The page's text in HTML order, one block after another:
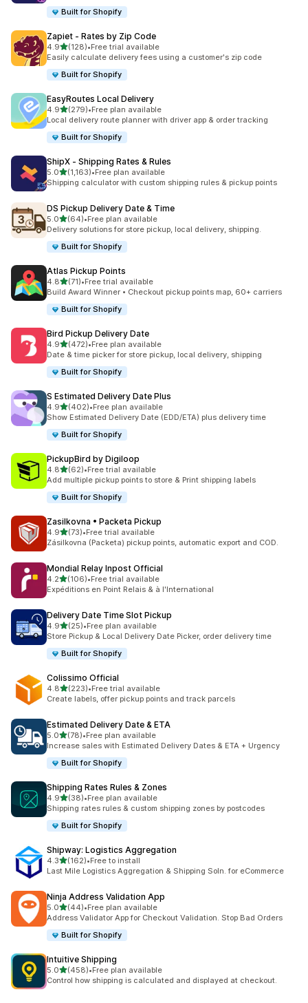
Built for Shopify
Zapiet ‑ Rates by Zip Code
4.95つ星中
(128)
合計レビュー数：128件
•Free trial available
Easily calculate delivery fees using a customer's zip code
Built for Shopify
EasyRoutes Local Delivery
4.95つ星中
(279)
合計レビュー数：279件
•Free plan available
Local delivery route planner with driver app & order tracking
Built for Shopify
ShipX ‑ Shipping Rates & Rules
5.05つ星中
(1,163)
合計レビュー数：1163件
•Free plan available
Shipping calculator with custom shipping rules & pickup points
DS Pickup Delivery Date & Time
5.05つ星中
(64)
合計レビュー数：64件
•Free plan available
Delivery solutions for store pickup, local delivery, shipping.
Built for Shopify
Atlas Pickup Points
4.85つ星中
(71)
合計レビュー数：71件
•Free trial available
Build Award Winner • Checkout pickup points map, 60+ carriers
Built for Shopify
Bird Pickup Delivery Date
4.95つ星中
(472)
合計レビュー数：472件
•Free plan available
Date & time picker for store pickup, local delivery, shipping
Built for Shopify
S Estimated Delivery Date Plus
4.95つ星中
(402)
合計レビュー数：402件
•Free plan available
Show Estimated Delivery Date (EDD/ETA) plus delivery time
Built for Shopify
PickupBird by Digiloop
4.85つ星中
(62)
合計レビュー数：62件
•Free trial available
Add multiple pickup points to store & Print shipping labels
Built for Shopify
Zasilkovna • Packeta Pickup
4.95つ星中
(73)
合計レビュー数：73件
•Free trial available
Zásilkovna (Packeta) pickup points, automatic export and COD.
Mondial Relay Inpost Official
4.25つ星中
(106)
合計レビュー数：106件
•Free trial available
Expéditions en Point Relais & à l'International
Delivery Date Time Slot Pickup
4.95つ星中
(25)
合計レビュー数：25件
•Free plan available
Store Pickup & Local Delivery Date Picker, order delivery time
Built for Shopify
Colissimo Official
4.85つ星中
(223)
合計レビュー数：223件
•Free trial available
Create labels, offer pickup points and track parcels
Estimated Delivery Date & ETA
5.05つ星中
(78)
合計レビュー数：78件
•Free plan available
Increase sales with Estimated Delivery Dates & ETA + Urgency
Built for Shopify
Shipping Rates Rules & Zones
4.95つ星中
(38)
合計レビュー数：38件
•Free plan available
Shipping rates rules & custom shipping zones by postcodes
Built for Shopify
Shipway: Logistics Aggregation
4.35つ星中
(162)
合計レビュー数：162件
•Free to install
Last Mile Logistics Aggregation & Shipping Soln. for eCommerce
Ninja Address Validation App
5.05つ星中
(44)
合計レビュー数：44件
•Free plan available
Address Validator App for Checkout Validation. Stop Bad Orders
Built for Shopify
Intuitive Shipping
5.05つ星中
(458)
合計レビュー数：458件
•Free plan available
Control how shipping is calculated and displayed at checkout.